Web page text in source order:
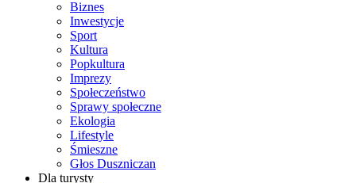
Biznes
Inwestycje
Sport
Kultura
Popkultura
Imprezy
Społeczeństwo
Sprawy społeczne
Ekologia
Lifestyle
Śmieszne
Głos Duszniczan
Dla turysty